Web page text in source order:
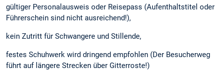
gültiger Personalausweis oder Reisepass (Aufenthaltstitel oder
Führerschein sind nicht ausreichend!),
kein Zutritt für Schwangere und Stillende,
festes Schuhwerk wird dringend empfohlen (Der Besucherweg
führt auf längere Strecken über Gitterroste!)